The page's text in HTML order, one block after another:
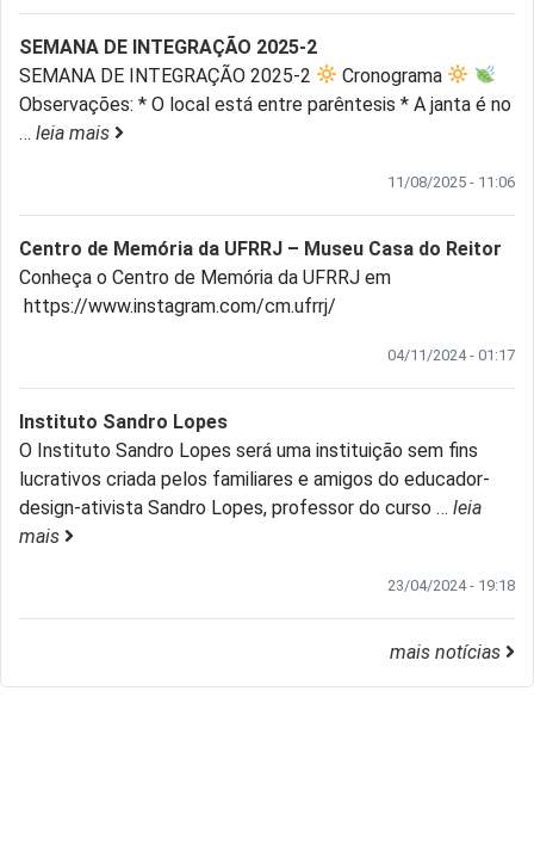
SEMANA DE INTEGRAÇÃO 2025-2
SEMANA DE INTEGRAÇÃO 2025-2
Cronograma
Observações: * O local está entre parêntesis * A janta é no
… leia mais
11/08/2025 - 11:06
Centro de Memória da UFRRJ – Museu Casa do Reitor
Conheça o Centro de Memória da UFRRJ em
https://www.instagram.com/cm.ufrrj/
04/11/2024 - 01:17
Instituto Sandro Lopes
O Instituto Sandro Lopes será uma instituição sem fins
lucrativos criada pelos familiares e amigos do educador-
design-ativista Sandro Lopes, professor do curso … leia
mais
23/04/2024 - 19:18
mais notícias